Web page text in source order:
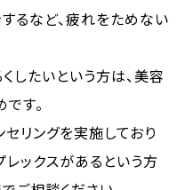
るなど、疲れをためない
したいという方は、美容
す。
リングを実施しており
レックスがあるという方